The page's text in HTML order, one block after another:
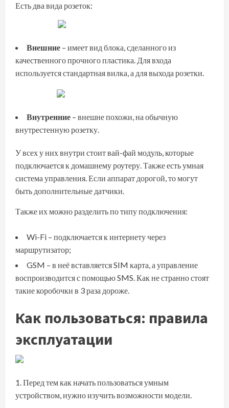
Есть два вида розеток:
Внешние – имеет вид блока, сделанного из
качественного прочного пластика. Для входа
используется стандартная вилка, а для выхода розетки.
Внутренние – внешне похожи, на обычную
внутрестенную розетку.
У всех у них внутри стоит вай-фай модуль, которые
подключается к домашнему роутеру. Также есть умная
система управления. Если аппарат дорогой, то могут
быть дополнительные датчики.
Также их можно разделить по типу подключения:
Wi-Fi – подключается к интернету через
маршрутизатор;
GSM – в неё вставляется SIM карта, а управление
воспроизводится с помощью SMS. Как не странно стоят
такие коробочки в 3 раза дороже.
Как пользоваться: правила
эксплуатации
Перед тем как начать пользоваться умным
устройством, нужно изучить возможности модели.